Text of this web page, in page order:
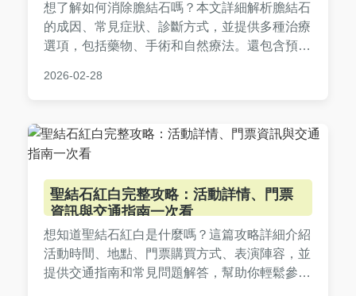
想了解如何消除膽結石嗎？本文詳細解析膽結石
的成因、常見症狀、診斷方式，並提供多種治療
選項，包括藥物、手術和自然療法。還包含預防
恢復健康生活。
2026-02-28
聖結石紅白完整攻略：活動詳情、門票
資訊與交通指南一次看
想知道聖結石紅白是什麼嗎？這篇攻略詳細介紹
活動時間、地點、門票購買方式、表演陣容，並
提供交通指南和常見問題解答，幫助你輕鬆參與